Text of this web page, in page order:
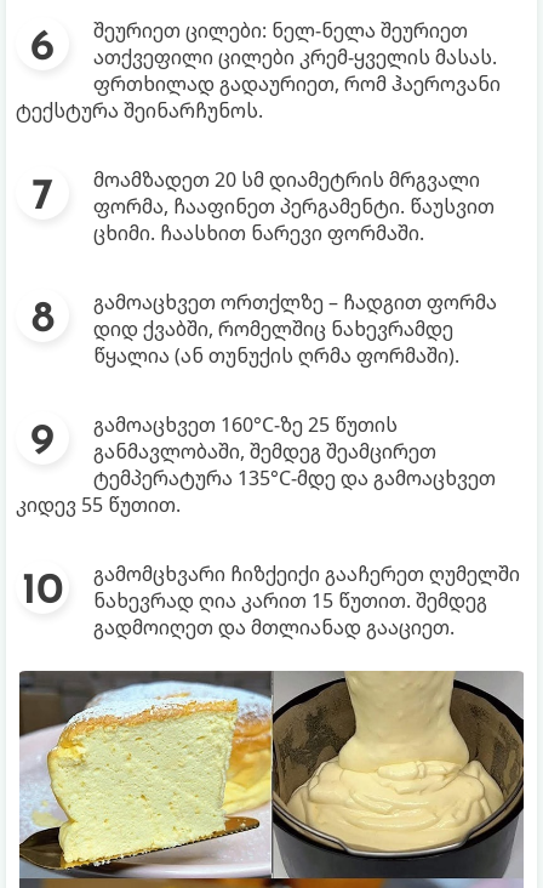
შეურიეთ ცილები: ნელ-ნელა შეურიეთ
ათქვეფილი ცილები კრემ-ყველის მასას.
ფრთხილად გადაურიეთ, რომ ჰაეროვანი
ტექსტურა შეინარჩუნოს.
მოამზადეთ 20 სმ დიამეტრის მრგვალი
ფორმა, ჩააფინეთ პერგამენტი. წაუსვით
ცხიმი. ჩაასხით ნარევი ფორმაში.
გამოაცხვეთ ორთქლზე – ჩადგით ფორმა
დიდ ქვაბში, რომელშიც ნახევრამდე
წყალია (ან თუნუქის ღრმა ფორმაში).
გამოაცხვეთ 160°C-ზე 25 წუთის
განმავლობაში, შემდეგ შეამცირეთ
ტემპერატურა 135°C-მდე და გამოაცხვეთ
კიდევ 55 წუთით.
გამომცხვარი ჩიზქეიქი გააჩერეთ ღუმელში
ნახევრად ღია კარით 15 წუთით. შემდეგ
გადმოიღეთ და მთლიანად გააციეთ.